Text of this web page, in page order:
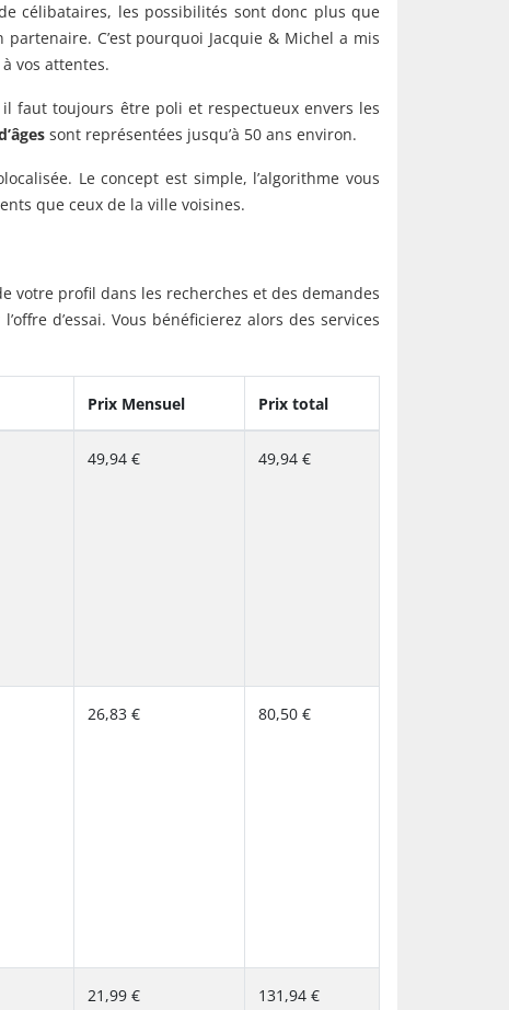
célibataires, les possibilités sont donc plus que
C’est pourquoi Jacquie & Michel a mis
vos attentes.
faut toujours être poli et respectueux envers les
sont représentées jusqu’à 50 ans environ.
Le concept est simple, l’algorithme vous
que ceux de la ville voisines.
votre profil dans les recherches et des demandes
d’essai. Vous bénéficierez alors des services
Prix Mensuel Prix total
49,94 € 49,94 €
26,83 € 80,50 €
21,99 € 131,94 €